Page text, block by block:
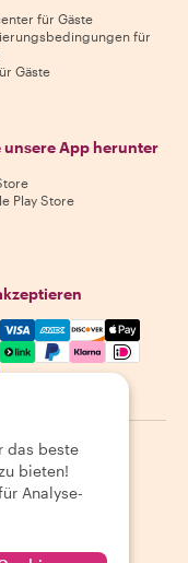
für Gäste
für
Gäste
unsere App herunter
Play Store
Visa, Amex,
| Cookies
das beste
bieten!
Analyse-